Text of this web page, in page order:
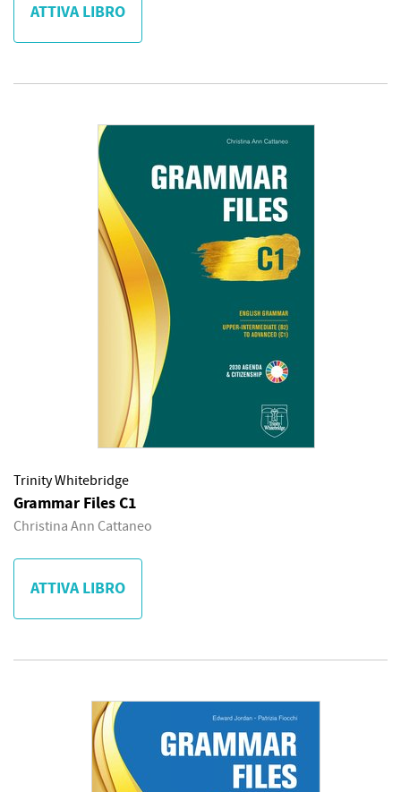
ATTIVA LIBRO
Trinity Whitebridge
Grammar Files C1
Christina Ann Cattaneo
ATTIVA LIBRO